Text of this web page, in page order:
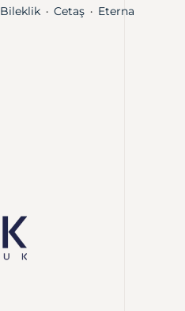
Bileklik ・ Cetaş ・ Eterna